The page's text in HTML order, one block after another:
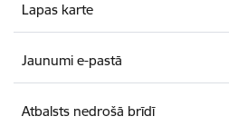
Lapas karte
Jaunumi e-pastā
Atbalsts nedrošā brīdī